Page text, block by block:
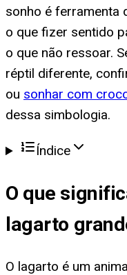
sonho é ferramenta
o que fizer sentido
o que não ressoar.
réptil diferente,
ou sonhar com
dessa simbologia.
Índice
O que
lagarto
O lagarto é um